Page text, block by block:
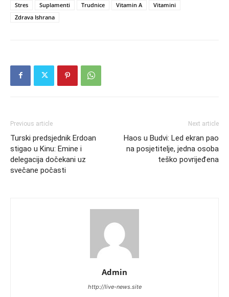
Stres
Suplamenti Trudnice Vitamin A
Vitamini
Zdrava Ishrana
Previous article
Turski predsjednik Erdoan
stigao u Kinu: Emine i
delegacija dočekani uz
svečane počasti
Next article
Haos u Budvi: Led ekran pao
na posjetitelje, jedna osoba
teško povrijeđena
Admin
http://live-news.site